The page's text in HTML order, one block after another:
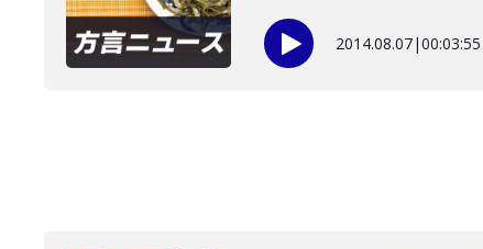
2014.08.07|00:03:55